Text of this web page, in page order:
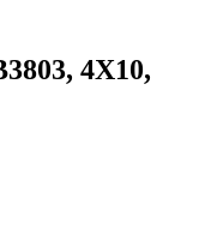
4X10,